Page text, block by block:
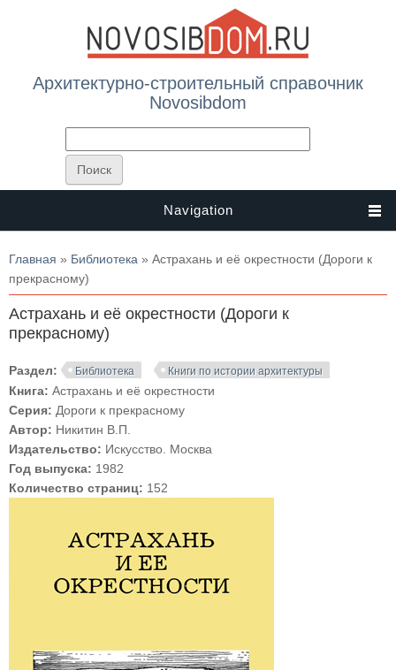
Архитектурно-строительный справочник
Novosibdom
Navigation
Вы здесь
Главная » Библиотека » Астрахань и её окрестности (Дороги к
прекрасному)
Астрахань и её окрестности (Дороги к
прекрасному)
Раздел: Библиотека Книги по истории архитектуры
Книга: Астрахань и её окрестности
Серия: Дороги к прекрасному
Автор: Никитин В.П.
Издательство: Искусство. Москва
Год выпуска: 1982
Количество страниц: 152